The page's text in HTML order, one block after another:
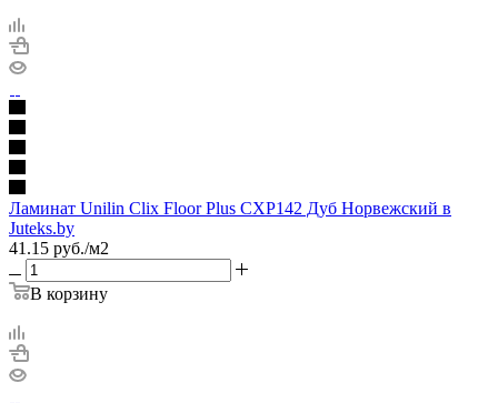
Ламинат Unilin Clix Floor Plus CXP142 Дуб Норвежский в
Juteks.by
41.15 руб./м2
В корзину